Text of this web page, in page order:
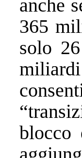
anche
365
solo
blocco